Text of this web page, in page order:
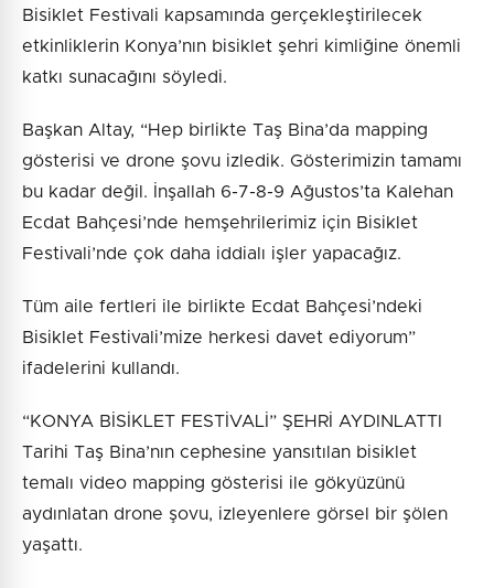
Bisiklet Festivali kapsamında gerçekleştirilecek
etkinliklerin Konya’nın bisiklet şehri kimliğine önemli
katkı sunacağını söyledi.
Başkan Altay, “Hep birlikte Taş Bina’da mapping
gösterisi ve drone şovu izledik. Gösterimizin tamamı
bu kadar değil. İnşallah 6-7-8-9 Ağustos’ta Kalehan
Ecdat Bahçesi’nde hemşehrilerimiz için Bisiklet
Festivali’nde çok daha iddialı işler yapacağız.
Tüm aile fertleri ile birlikte Ecdat Bahçesi’ndeki
Bisiklet Festivali’mize herkesi davet ediyorum”
ifadelerini kullandı.
“KONYA BİSİKLET FESTİVALİ” ŞEHRİ AYDINLATTI
Tarihi Taş Bina’nın cephesine yansıtılan bisiklet
temalı video mapping gösterisi ile gökyüzünü
aydınlatan drone şovu, izleyenlere görsel bir şölen
yaşattı.